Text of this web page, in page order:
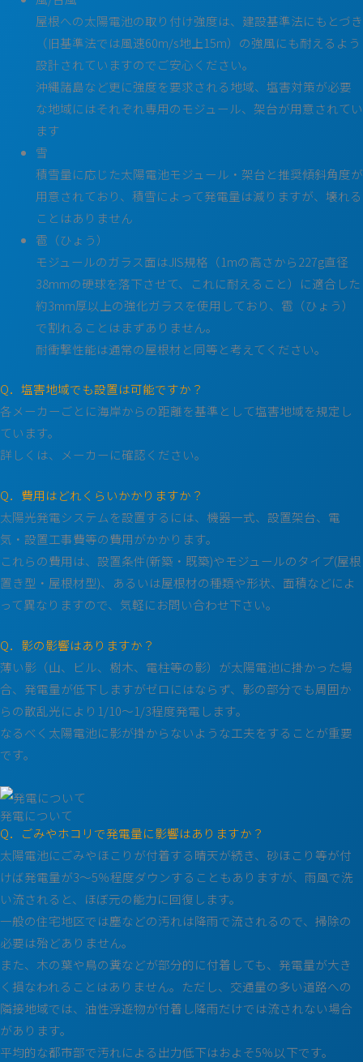
屋根への太陽電池の取り付け強度は、建設基準法にもとづき
（旧基準法では風速60m/s地上15m）の強風にも耐えるよう
設計されていますのでご安心ください。
沖縄諸島など更に強度を要求される地域、塩害対策が必要
な地域にはそれぞれ専用のモジュール、架台が用意されてい
ます
雪
積雪量に応じた太陽電池モジュール・架台と推奨傾斜角度が
用意されており、積雪によって発電量は減りますが、壊れる
ことはありません
雹（ひょう）
モジュールのガラス面はJIS規格（1mの高さから227g直径
38mmの硬球を落下させて、これに耐えること）に適合した
約3mm厚以上の強化ガラスを使用しており、雹（ひょう）
で割れることはまずありません。
耐衝撃性能は通常の屋根材と同等と考えてください。
Q．塩害地域でも設置は可能ですか？
各メーカーごとに海岸からの距離を基準として塩害地域を規定し
ています。
詳しくは、メーカーに確認ください。
Q．費用はどれくらいかかりますか？
太陽光発電システムを設置するには、機器一式、設置架台、電
気・設置工事費等の費用がかかります。
これらの費用は、設置条件(新築・既築)やモジュールのタイプ(屋根
置き型・屋根材型)、あるいは屋根材の種類や形状、面積などによ
って異なりますので、気軽にお問い合わせ下さい。
Q．影の影響はありますか？
薄い影（山、ビル、樹木、電柱等の影）が太陽電池に掛かった場
合、発電量が低下しますがゼロにはならず、影の部分でも周囲か
らの散乱光により1/10～1/3程度発電します。
なるべく太陽電池に影が掛からないような工夫をすることが重要
です。
発電について
Q．ごみやホコリで発電量に影響はありますか？
太陽電池にごみやほこりが付着する晴天が続き、砂ほこり等が付
けば発電量が3～5％程度ダウンすることもありますが、雨風で洗
い流されると、ほぼ元の能力に回復します。
一般の住宅地区では塵などの汚れは降雨で流されるので、掃除の
必要は殆どありません。
また、木の葉や鳥の糞などが部分的に付着しても、発電量が大き
く損なわれることはありません。ただし、交通量の多い道路への
隣接地域では、油性浮遊物が付着し降雨だけでは流されない場合
があります。
平均的な都市部で汚れによる出力低下はおよそ5％以下です。